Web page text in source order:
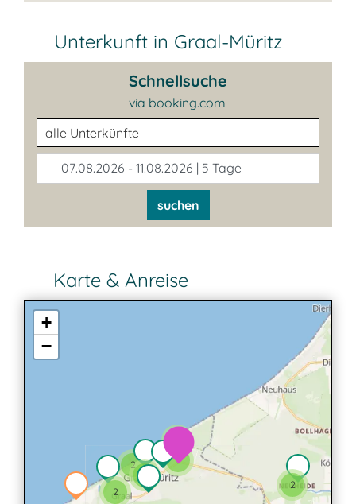
Unterkunft in Graal-Müritz
Schnellsuche
via booking.com
Unterkunftsart
07.08.2026 - 11.08.2026 | 5 Tage
suchen
Karte & Anreise
2
3
2
2
+
−